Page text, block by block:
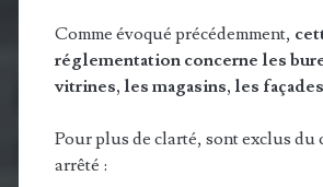
Comme évoqué précédemment,
réglementation concerne les
vitrines, les magasins, les
Pour plus de clarté, sont exclus du
arrêté :